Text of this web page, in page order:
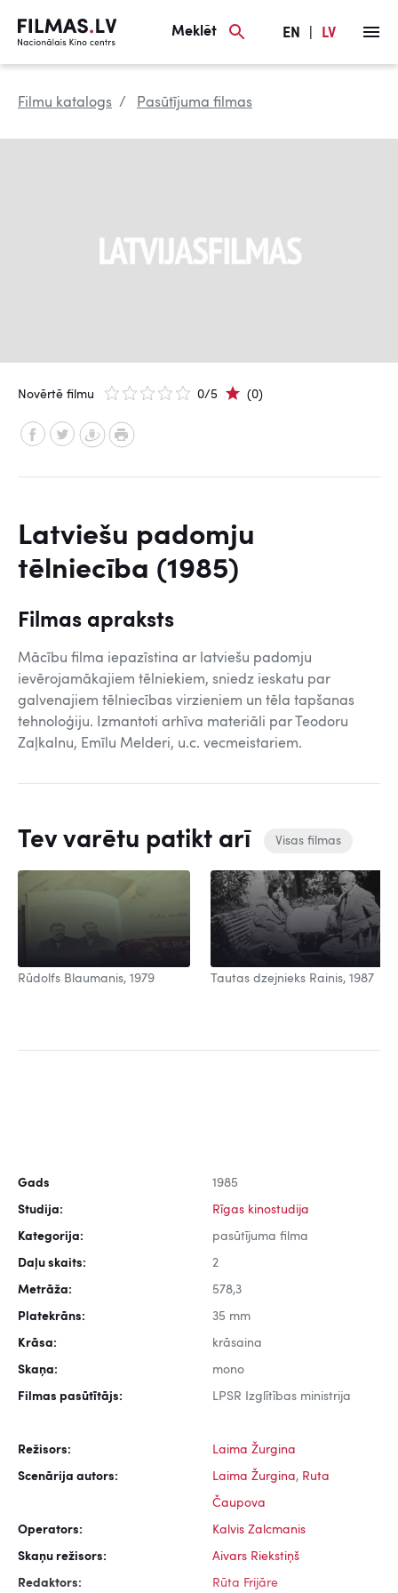
Meklēt EN LV
Filmu katalogs Pasūtījuma filmas
Novērtē filmu 0/5 (0)
Latviešu padomju
tēlniecība (1985)
Filmas apraksts
Mācību filma iepazīstina ar latviešu padomju
ievērojamākajiem tēlniekiem, sniedz ieskatu par
galvenajiem tēlniecības virzieniem un tēla tapšanas
tehnoloģiju. Izmantoti arhīva materiāli par Teodoru
Zaļkalnu, Emīlu Melderi, u.c. vecmeistariem.
Tev varētu patikt arī Visas filmas
Rūdolfs Blaumanis, 1979 Tautas dzejnieks Rainis, 1987
Gads 1985
Studija: Rīgas kinostudija
Kategorija: pasūtījuma filma
Daļu skaits: 2
Metrāža: 578,3
Platekrāns: 35 mm
Krāsa: krāsaina
Skaņa: mono
Filmas pasūtītājs: LPSR Izglītības ministrija
Režisors: Laima Žurgina
Scenārija autors: Laima Žurgina, Ruta
Čaupova
Operators: Kalvis Zalcmanis
Skaņu režisors: Aivars Riekstiņš
Redaktors: Rūta Frijāre